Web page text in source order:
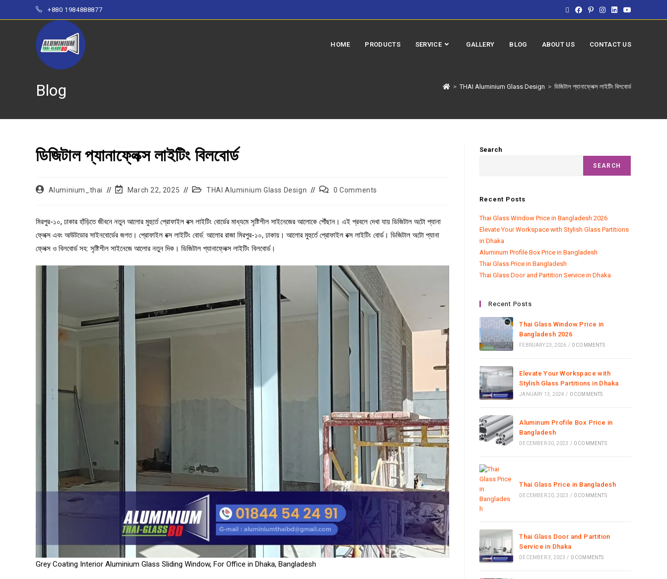
+880 1984888877
HOME PRODUCTS SERVICE GALLERY BLOG ABOUT US CONTACT US
Blog > THAI Aluminium Glass Design > ডিজিটাল প্যানাফ্লেক্স লাইটিং বিলবোর্ড
ডিজিটাল প্যানাফ্লেক্স লাইটিং বিলবোর্ড
Aluminium_thai March 22, 2025 THAI Aluminium Glass Design 0 Comments
মিরপুর-১০, ঢাকার হাঁড়িতে জীবনে নতুন আলোর মুহুর্তে প্রোফাইল বক্স লাইটিং বোর্ডের মাধ্যমে সৃষ্টিশীল সাইনেজের আলোকে পৌঁছান। এই প্রবলে দেখা যায় ডিজিটাল অটো প্যানা
ফ্লেক্স এবং আউটডোর সাইনবোর্ডের জগত। প্রোফাইল বক্স লাইটিং বোর্ড: আলোর রাজা মিরপুর-১০, ঢাকায়। আলোর মুহুর্তে প্রোফাইল বক্স লাইটিং বোর্ড। ডিজিটাল অটো প্যানা
ফ্লেক্স ও বিলবোর্ড সহ: সৃষ্টিশীল সাইনেজে আলোর নতুন দিক। ডিজিটাল প্যানাফ্লেক্স লাইটিং বিলবোর্ড।
Grey Coating Interior Aluminium Glass Sliding Window, For Office in Dhaka, Bangladesh
Search
SEARCH
Recent Posts
Thai Glass Window Price in Bangladesh 2026
Elevate Your Workspace with Stylish Glass Partitions
in Dhaka
Aluminum Profile Box Price in Bangladesh
Thai Glass Price in Bangladesh
Thai Glass Door and Partition Service in Dhaka
Recent Posts
Thai Glass Window Price in
Bangladesh 2026
FEBRUARY 23, 2026 / 0 COMMENTS
Elevate Your Workspace with
Stylish Glass Partitions in Dhaka
JANUARY 13, 2024 / 0 COMMENTS
Aluminum Profile Box Price in
Bangladesh
DECEMBER 30, 2023 / 0 COMMENTS
Thai Glass Price in Bangladesh
DECEMBER 20, 2023 / 0 COMMENTS
Thai Glass Door and Partition
Service in Dhaka
DECEMBER 3, 2023 / 0 COMMENTS